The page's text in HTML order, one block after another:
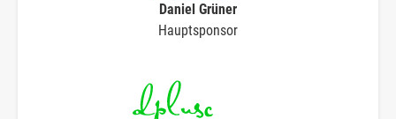
Daniel Grüner
Hauptsponsor